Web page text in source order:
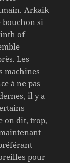
Arkaik
bouchon si
of
Les
machines
à ne pas
il y a
on dit, trop,
pour